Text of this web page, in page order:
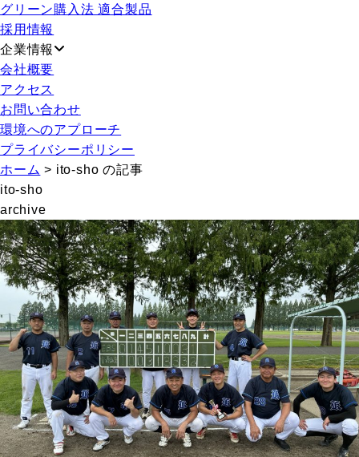
グリーン購入法 適合製品
採用情報
企業情報
会社概要
アクセス
お問い合わせ
環境へのアプローチ
プライバシーポリシー
ホーム > ito-sho の記事
ito-sho
archive